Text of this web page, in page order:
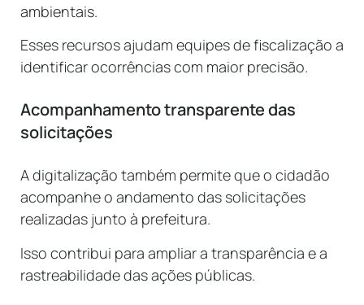
ambientais.
Esses recursos ajudam equipes de fiscalização a
identificar ocorrências com maior precisão.
Acompanhamento transparente das
solicitações
A digitalização também permite que o cidadão
acompanhe o andamento das solicitações
realizadas junto à prefeitura.
Isso contribui para ampliar a transparência e a
rastreabilidade das ações públicas.